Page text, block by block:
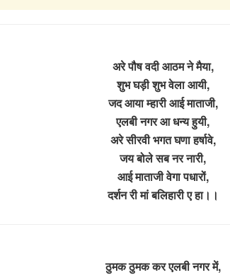
अरे पौष वदी आठम ने मैया,
शुभ घड़ी शुभ वेला आयी,
जद आया म्हारी आई माताजी,
एलबी नगर आ धन्य हुयी,
अरे सीरवी भगत घणा हर्षावे,
जय बोले सब नर नारी,
आई माताजी वेगा पधारों,
दर्शन री मां बलिहारी ए हा।।
ठुमक ठुमक कर एलबी नगर में,